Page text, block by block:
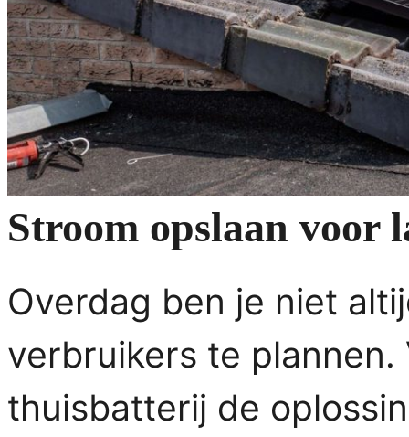
Stroom opslaan voor
Overdag ben je niet
verbruikers te
thuisbatterij de